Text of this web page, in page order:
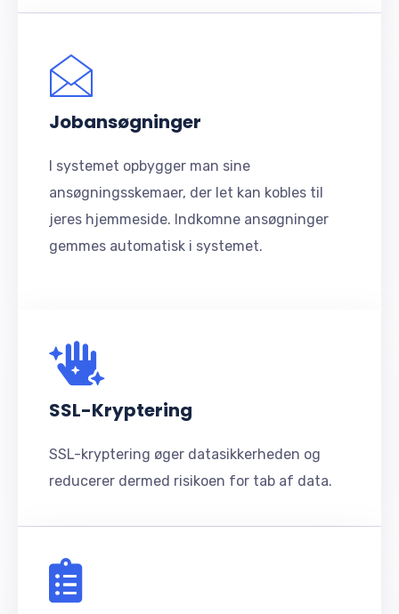
Jobansøgninger
I systemet opbygger man sine
ansøgningsskemaer, der let kan kobles til
jeres hjemmeside. Indkomne ansøgninger
gemmes automatisk i systemet.
SSL-Kryptering
SSL-kryptering øger datasikkerheden og
reducerer dermed risikoen for tab af data.